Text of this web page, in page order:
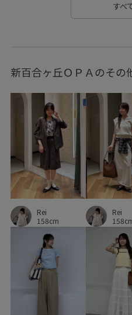
RPカーディガンインナー
お出かけ用 お気に入りアイ
お気に入り急上昇_pickup
さらっとした肌触り さらり
オフィス カジュアル カ
カラーバリエーション豊富
キャミワンピース キラキラ
シアー シャープ ショル
シワになりにくい シンプル
シンプルコーデ ジャケット
スカート ス
ストレスフリー
すべ
新百合ヶ丘ＯＰＡのその
Rei
158cm
Rei